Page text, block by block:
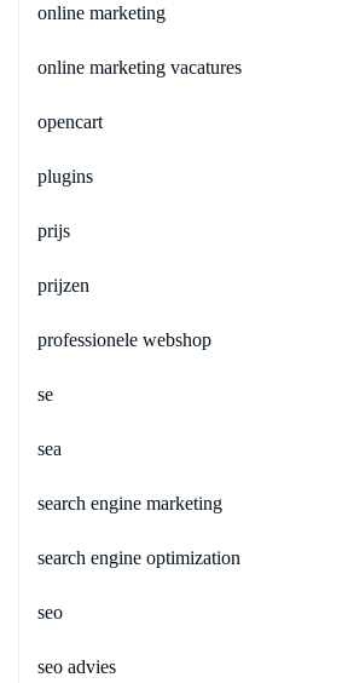
online marketing
online marketing vacatures
opencart
plugins
prijs
prijzen
professionele webshop
se
sea
search engine marketing
search engine optimization
seo
seo advies